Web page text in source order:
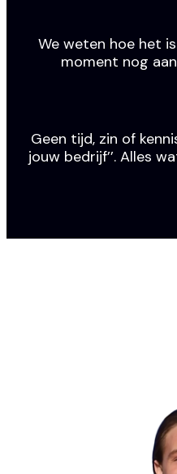
We weten hoe het
moment nog
Geen tijd, zin of
jouw bedrijf’’. Alles